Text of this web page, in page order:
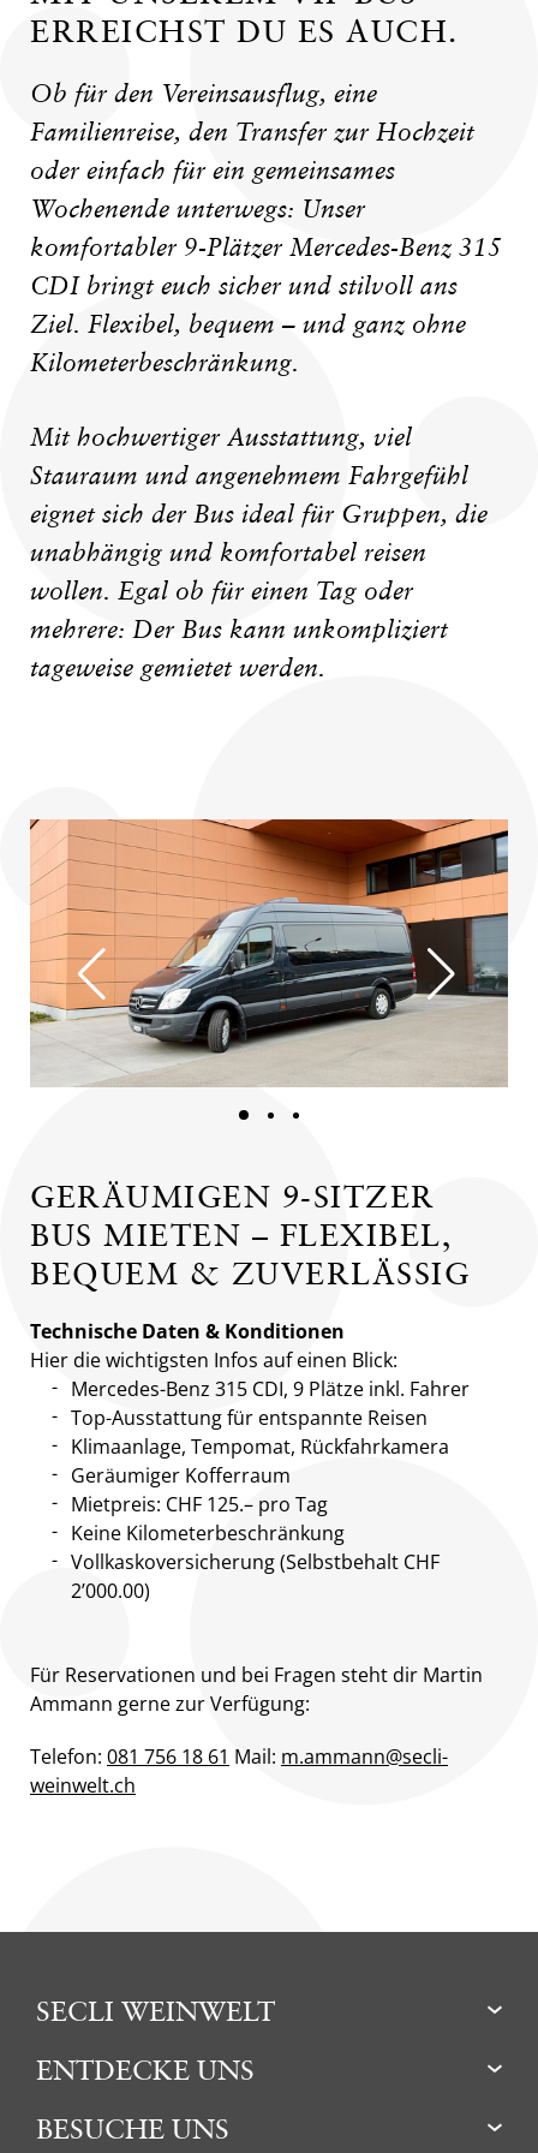
ERREICHST DU ES AUCH.
Ob für den Vereinsausflug, eine
Familienreise, den Transfer zur Hochzeit
oder einfach für ein gemeinsames
Wochenende unterwegs: Unser
komfortabler 9-Plätzer Mercedes-Benz 315
CDI bringt euch sicher und stilvoll ans
Ziel. Flexibel, bequem – und ganz ohne
Kilometerbeschränkung.
Mit hochwertiger Ausstattung, viel
Stauraum und angenehmem Fahrgefühl
eignet sich der Bus ideal für Gruppen, die
unabhängig und komfortabel reisen
wollen. Egal ob für einen Tag oder
mehrere: Der Bus kann unkompliziert
tageweise gemietet werden.
GERÄUMIGEN 9-SITZER
BUS MIETEN – FLEXIBEL,
BEQUEM & ZUVERLÄSSIG
Technische Daten & Konditionen
Hier die wichtigsten Infos auf einen Blick:
Mercedes-Benz 315 CDI, 9 Plätze inkl. Fahrer
Top-Ausstattung für entspannte Reisen
Klimaanlage, Tempomat, Rückfahrkamera
Geräumiger Kofferraum
Mietpreis: CHF 125.– pro Tag
Keine Kilometerbeschränkung
Vollkaskoversicherung (Selbstbehalt CHF
2’000.00)
Für Reservationen und bei Fragen steht dir Martin
Ammann gerne zur Verfügung:
Telefon: 081 756 18 61 Mail: m.ammann@secli-
weinwelt.ch
SECLI WEINWELT
ENTDECKE UNS
BESUCHE UNS